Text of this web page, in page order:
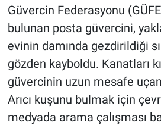
Güvercin Federasyonu
bulunan posta güvercini,
evinin damında gezdirildiği
gözden kayboldu. Kanatları
güvercinin uzun mesafe
Arıcı kuşunu bulmak için
medyada arama çalışması